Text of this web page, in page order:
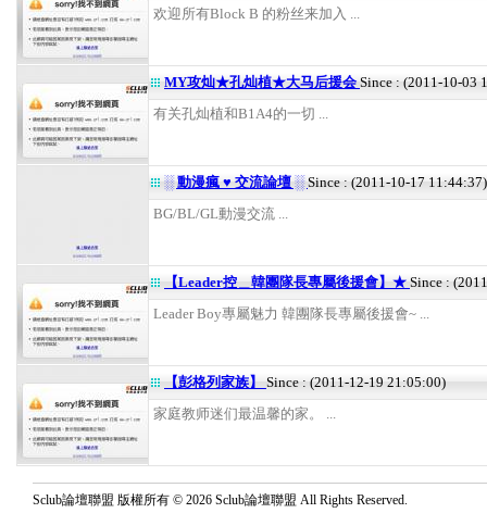
欢迎所有Block B 的粉丝来加入 ...
MY攻灿★孔灿植★大马后援会 Since : (2011-10-03
有关孔灿植和B1A4的一切 ...
░ 動漫瘋 ♥ 交流論壇 ░Since : (2011-10-17 11:44:37)
BG/BL/GL動漫交流 ...
【Leader控＿韓團隊長專屬後援會】★ Since :
Leader Boy專屬魅力 韓團隊長專屬後援會~ ...
【彭格列家族】 Since : (2011-12-19 21:05:00)
家庭教师迷们最温馨的家。 ...
Sclub論壇聯盟 版權所有 © 2026 Sclub論壇聯盟 All Rights Reserved.